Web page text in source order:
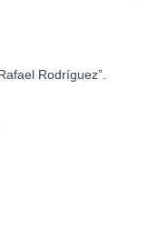
Rodríguez”.